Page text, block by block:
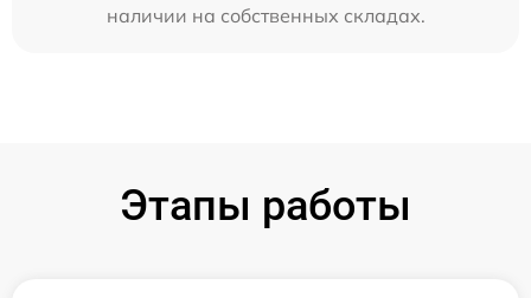
наличии на собственных складах.
Этапы работы